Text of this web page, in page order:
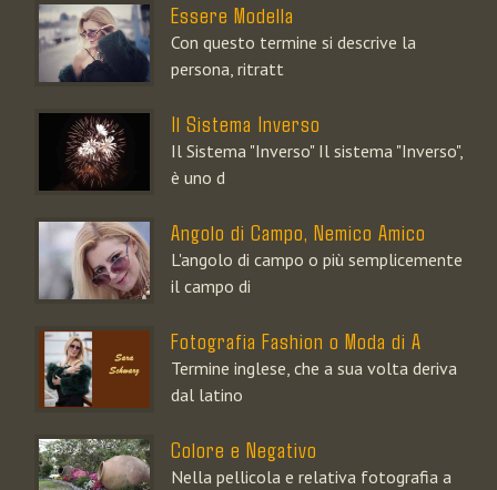
Essere Modella
Con questo termine si descrive la
persona, ritratt
Il Sistema Inverso
Il Sistema "Inverso" Il sistema "Inverso",
è uno d
Angolo di Campo, Nemico Amico
L'angolo di campo o più semplicemente
il campo di
Fotografia Fashion o Moda di A
Termine inglese, che a sua volta deriva
dal latino
Colore e Negativo
Nella pellicola e relativa fotografia a